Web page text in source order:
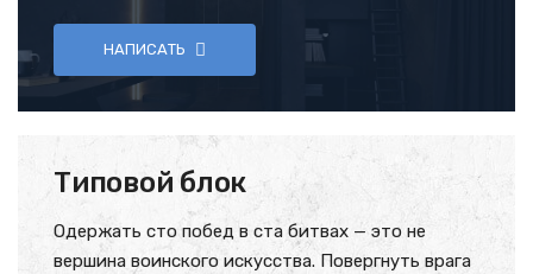
НАПИСАТЬ
Типовой блок
Одержать сто побед в ста битвах — это не
вершина воинского искусства. Повергнуть врага